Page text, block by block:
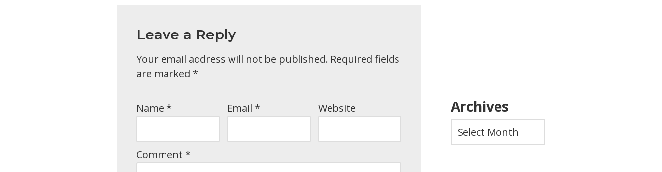
Leave a Reply
Your email address will not be published. Required fields
are marked *
Name * Email * Website
Comment *
Archives